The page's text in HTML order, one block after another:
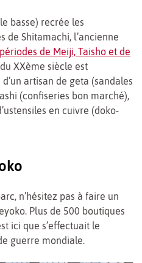
basse) recrée les
de Shitamachi, l’ancienne
de Meiji, Taisho et de
XXème siècle est
artisan de geta (sandales
(confiseries bon marché),
en cuivre (doko-
n’hésitez pas à faire un
Plus de 500 boutiques
ici que s’effectuait le
guerre mondiale.